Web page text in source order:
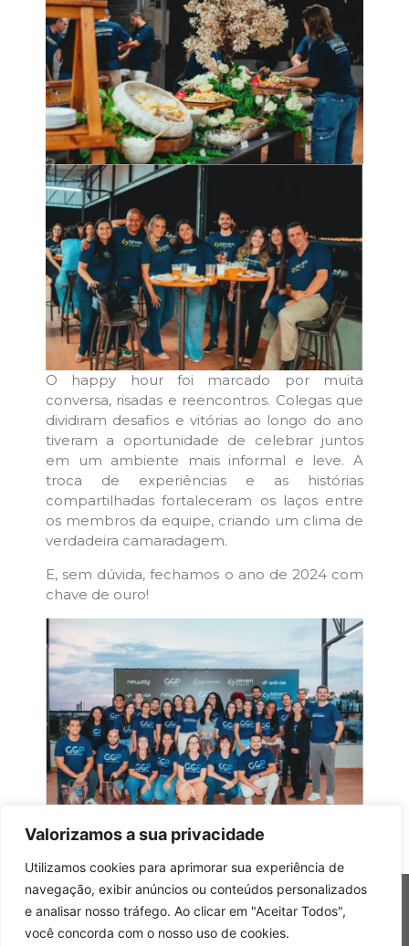
Valorizamos a sua privacidade
Utilizamos cookies para aprimorar sua experiência de
navegação, exibir anúncios ou conteúdos personalizados
e analisar nosso tráfego. Ao clicar em "Aceitar Todos",
você concorda com o nosso uso de cookies.
O happy hour foi marcado por muita
conversa, risadas e reencontros. Colegas que
dividiram desafios e vitórias ao longo do ano
tiveram a oportunidade de celebrar juntos
em um ambiente mais informal e leve. A
troca de experiências e as histórias
compartilhadas fortaleceram os laços entre
os membros da equipe, criando um clima de
verdadeira camaradagem.
E, sem dúvida, fechamos o ano de 2024 com
chave de ouro!
Copyright © 2026 Grupo Gomes Pires – Todos os direitos reservados.